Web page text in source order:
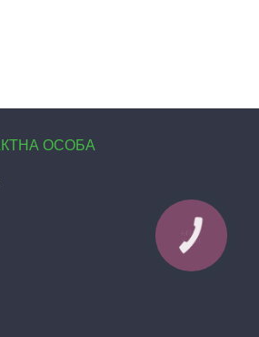
КНОПКА
ЗВ'ЯЗКУ